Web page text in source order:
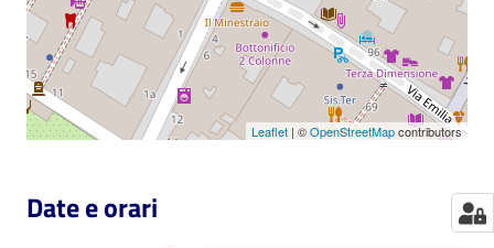
Leaflet | ©OpenStreetMapcontributors
Date e orari